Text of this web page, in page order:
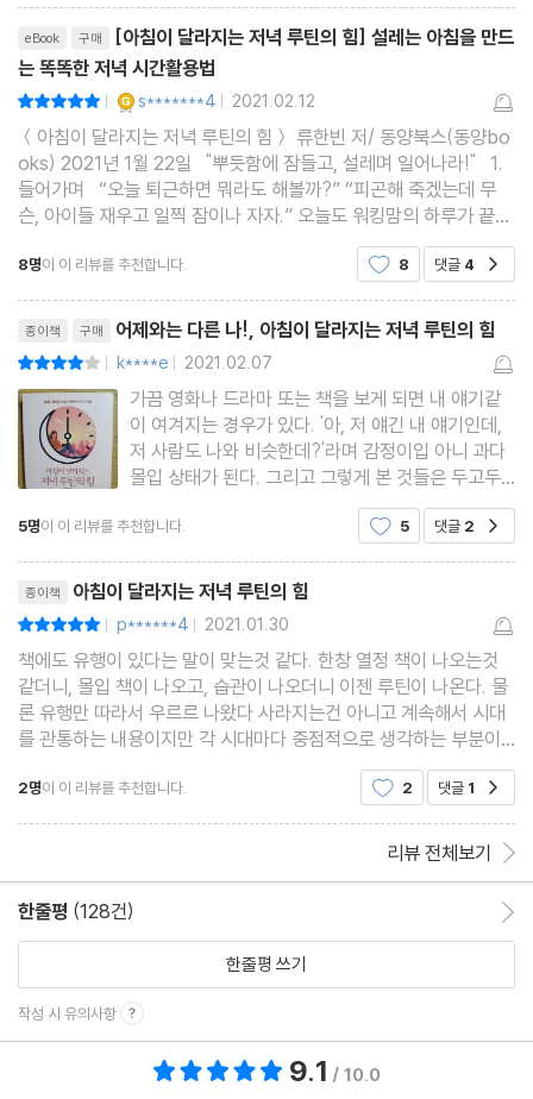
하다는 이유로 저녁 시간을 아무 의미 없이 흘려보냈다면 이제 ‘저녁
루틴’으로 퇴근 후 3시간을 오직 나만을 위한 시간으로 만들어보자.
열정이 넘치는 날에는 시작하지 마라
생각은 어른이 하지만 행동은 아이가 한다
내가 원하는 나를 만드는 이미지 메이킹
함께 가면 더 오래 더 멀리 간다
TIP. 에너지 넘치는 하루를 여는 아침 루틴
PART 6. “아무것도 하기 싫을 땐 딱 하나만 해라”
- 흔들리는 루틴을 지키는 6가지 위기 대처법
저녁 약속이 생겨 계획이 틀어졌다면
슬럼프와 무기력증이 갑자기 밀려온다면
나름대로 노력해도 만족스럽지 않다면
게으른 완벽주의가 시작을 가로막는다면
의지력이 약하고 자기합리화가 심하다면
다 그만두고 싶을 때 필요한 3가지 질문
나가는 글 나는 오늘도 즐겁게 ‘할 일’을 한다
부록. 새로운 저녁 생활을 위한 플래너
만다라트 플래너
이브닝 플래너
eBook 구매
[아침이 달라지는 저녁 루틴의 힘] 설레는 아침을 만드
는 똑똑한 저녁 시간활용법
| s*******4 | 2021.02.12
＜아침이 달라지는 저녁 루틴의 힘＞ 류한빈 저/ 동양북스(동양bo
oks) 2021년 1월 22일 "뿌듯함에 잠들고, 설레며 일어나라!" 1.
들어가며 “오늘 퇴근하면 뭐라도 해볼까?” “피곤해 죽겠는데 무
슨, 아이들 재우고 일찍 잠이나 자자.” 오늘도 워킹맘의 하루가 끝나
가고 있다. 워킹맘은 퇴근해서 집에 오면 제2의 업무가 시작된다. 그
것은 바로 육아와 집안 일이다.
8명이 이 리뷰를 추천합니다. 8 댓글 4
종이책 구매 어제와는 다른 나!, 아침이 달라지는 저녁 루틴의 힘
| k****e | 2021.02.07
가끔 영화나 드라마 또는 책을 보게 되면 내 얘기같
이 여겨지는 경우가 있다. '아, 저 얘긴 내 얘기인데,
저 사람도 나와 비슷한데?'라며 감정이입 아니 과다
몰입 상태가 된다. 그리고 그렇게 본 것들은 두고두
고 기억에 남아 앞으로의 삶에도 영향을 미치는데 특
히 책의 경우엔 읽지 않은 채 소개만으로도 마치 내
경우가 많다. 이
5명이 이 리뷰를 추천합니다. 5 댓글 2
종이책 아침이 달라지는 저녁 루틴의 힘
| p******4 | 2021.01.30
책에도 유행이 있다는 말이 맞는것 같다. 한창 열정 책이 나오는것
같더니, 몰입 책이 나오고, 습관이 나오더니 이젠 루틴이 나온다. 물
론 유행만 따라서 우르르 나왔다 사라지는건 아니고 계속해서 시대
를 관통하는 내용이지만 각 시대마다 중점적으로 생각하는 부분이
한 생활이 무너지면서 이 '루틴'이라는
2명이 이 리뷰를 추천합니다. 2 댓글 1
리뷰 전체보기
한줄평 (128건)
한줄평 쓰기
작성 시 유의사항
9.1 / 10.0